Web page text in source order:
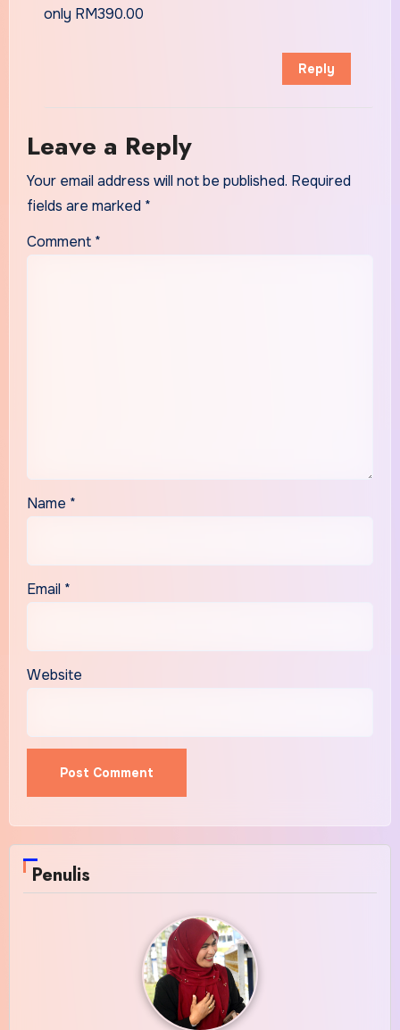
only RM390.00
Reply
Leave a Reply
Your email address will not be published. Required
fields are marked *
Comment *
Name *
Email *
Website
Penulis